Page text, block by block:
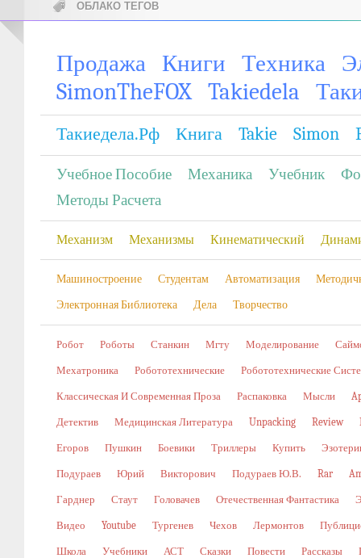
ОБЛАКО ТЕГОВ
Продажа Книги Техника
SimonTheFOX
Takiedela
Такиедела.рф Книга Takie Simon
Учебное Пособие Механика Учебник
Методы Расчета
Механизм Механизмы Кинематический
Машиностроение Студентам Автоматизация
Электронная Библиотека
Дела Творчество
Робот Роботы Станкин Мгту Моделирование
Мехатроника Робототехнические Робототехнические
Классическая И Современная Проза Распаковка Мысли
Детектив Медицинская Литература Unpacking Review
Егоров Пушкин Боевики Триллеры Купить
Подураев Юрий Викторович Подураев Ю.В. Rar
Гарднер Стаут Головачев Отечественная Фантастика
Видео Youtube Тургенев Чехов Лермонтов
Школа Учебники АСТ Сказки Повести Рассказы